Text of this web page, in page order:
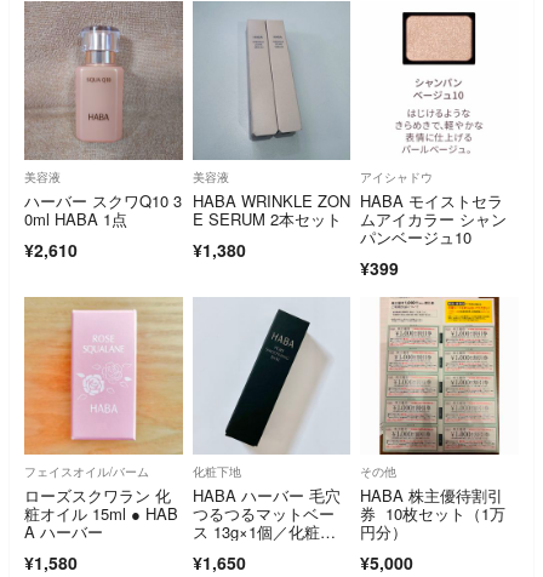
美容液
ハーバー スクワQ10 3
0ml HABA 1点
¥2,610
美容液
HABA WRINKLE ZON
E SERUM 2本セット
¥1,380
アイシャドウ
HABA モイストセラ
ムアイカラー シャン
パンベージュ10
¥399
フェイスオイル/バーム
ローズスクワラン 化
粧オイル 15ml ● HAB
A ハーバー
¥1,580
化粧下地
HABA ハーバー 毛穴
つるつるマットベー
ス 13g×1個／化粧下
¥1,650
その他
HABA 株主優待割引
券 10枚セット（1万
円分）
¥5,000